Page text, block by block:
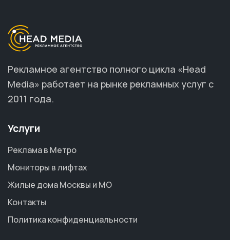
Рекламное агентство полного цикла «Head
Media» работает на рынке рекламных услуг с
2011 года.
Услуги
Реклама в Метро
Мониторы в лифтах
Жилые дома Москвы и МО
Контакты
Политика конфиденциальности